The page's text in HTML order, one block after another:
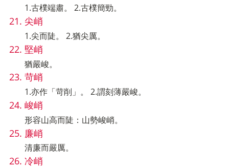
1.古樸端肅。 2.古樸簡勁。
尖峭
1.尖而陡。 2.猶尖厲。
堅峭
猶嚴峻。
苛峭
1.亦作「苛削」。 2.謂刻薄嚴峻。
峻峭
形容山高而陡：山勢峻峭。
廉峭
清廉而嚴厲。
冷峭